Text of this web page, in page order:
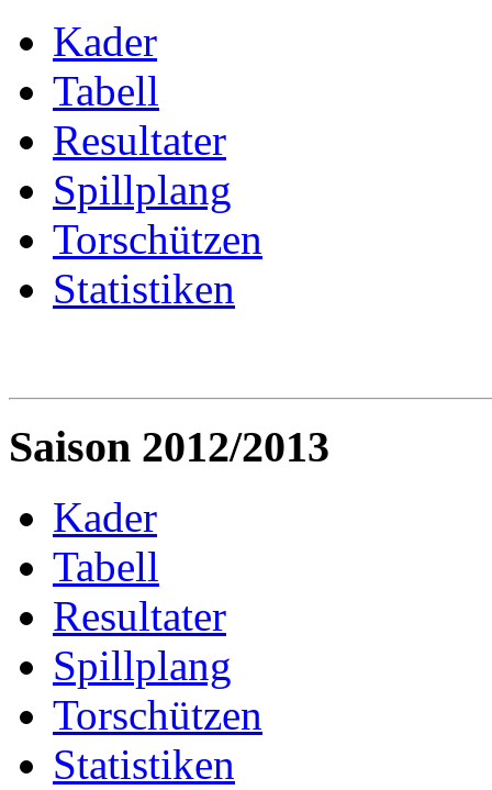
Kader
Tabell
Resultater
Spillplang
Torschützen
Statistiken
Saison 2012/2013
Kader
Tabell
Resultater
Spillplang
Torschützen
Statistiken